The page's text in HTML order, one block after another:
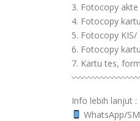
3. Fotocopy akte
4. Fotocopy
5. Fotocopy KIS/
6. Fotocopy
7. Kartu tes,
〰〰〰〰〰〰〰
Info lebih lanjut :
WhatsApp/